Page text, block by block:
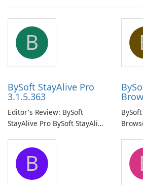
B
BySoft StayAlive Pro
3.1.5.363
Editor's Review: BySoft
StayAlive Pro BySoft StayAlive
application designed to
ensure the continuous and
uninterrupted operation of
your computer system.
to
B